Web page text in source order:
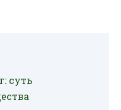
суть